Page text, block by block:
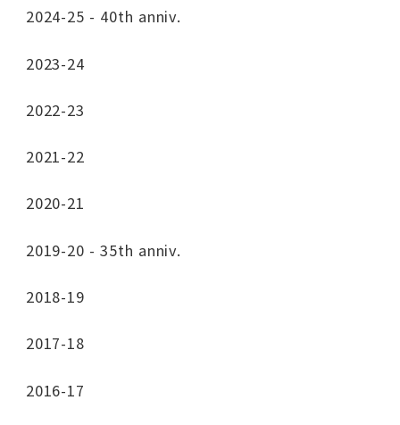
2024-25 - 40th anniv.
2023-24
2022-23
2021-22
2020-21
2019-20 - 35th anniv.
2018-19
2017-18
2016-17